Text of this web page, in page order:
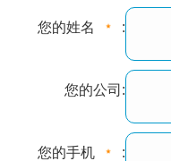
您的姓名 :
您的公司:
您的手机 :